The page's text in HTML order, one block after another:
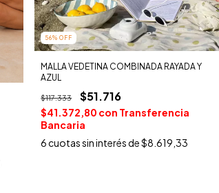
56%OFF
MALLA VEDETINA COMBINADA RAYADA Y
AZUL
$117.333 $51.716
$41.372,80 con Transferencia
Bancaria
6cuotas sin interés de$8.619,33